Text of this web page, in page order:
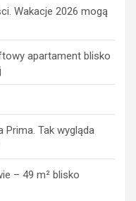
Wakacje 2026 mogą
apartament blisko
Prima. Tak wygląda
– 49 m² blisko